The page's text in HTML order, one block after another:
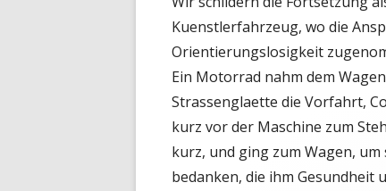
Kuenstlerfahrzeug, wo die
Orientierungslosigkeit
Ein Motorrad nahm dem
Strassenglaette die Vorfahrt,
kurz vor der Maschine zum
kurz, und ging zum Wagen,
bedanken, die ihm Gesundheit